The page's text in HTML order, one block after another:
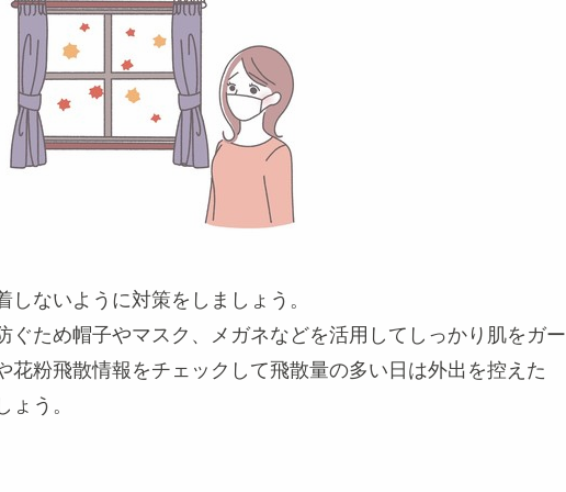
ないように対策をしましょう。
ぐため帽子やマスク、メガネなどを活用してしっかり肌をガー
花粉飛散情報をチェックして飛散量の多い日は外出を控えた
ょう。